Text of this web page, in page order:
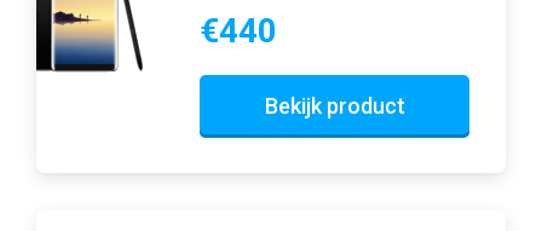
€440
Bekijk product